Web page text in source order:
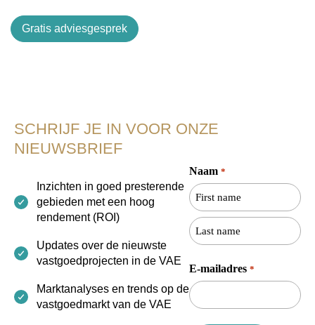
Gratis adviesgesprek
SCHRIJF JE IN VOOR ONZE
NIEUWSBRIEF
Inzichten in goed presterende
gebieden met een hoog
rendement (ROI)
Updates over de nieuwste
vastgoedprojecten in de VAE
Marktanalyses en trends op de
vastgoedmarkt van de VAE
Naam *
Voornaam
Achternaam
E-mailadres *